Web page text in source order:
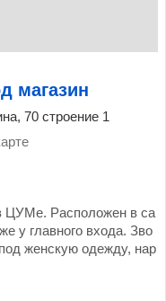
магазин
70 строение 1
ЦУМе. Расположен в са
у главного входа. Зво
женскую одежду, нар